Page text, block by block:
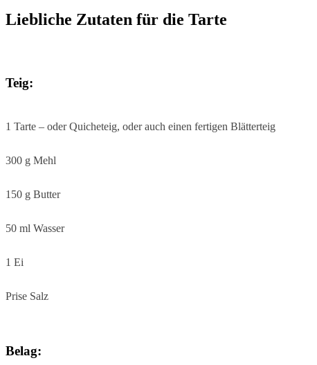
Liebliche Zutaten für die Tarte
Teig:
1 Tarte – oder Quicheteig, oder auch einen fertigen Blätterteig
300 g Mehl
150 g Butter
50 ml Wasser
1 Ei
Prise Salz
Belag: